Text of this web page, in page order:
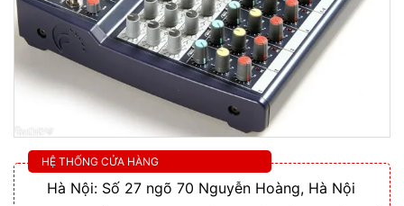
HỆ THỐNG CỬA HÀNG
Hà Nội: Số 27 ngõ 70 Nguyễn Hoàng, Hà Nội